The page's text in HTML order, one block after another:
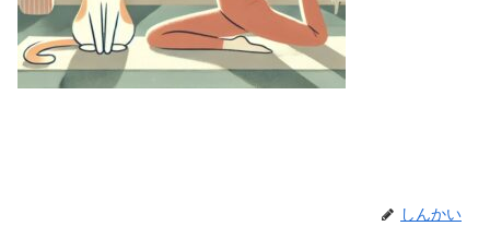
しんかい